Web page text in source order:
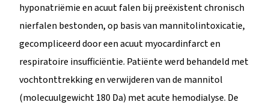
hyponatriëmie en acuut falen bij preëxistent chronisch
nierfalen bestonden, op basis van mannitolintoxicatie,
gecompliceerd door een acuut myocardinfarct en
respiratoire insufficiëntie. Patiënte werd behandeld met
vochtonttrekking en verwijderen van de mannitol
(molecuulgewicht 180 Da) met acute hemodialyse. De